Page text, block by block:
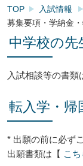
TOP 入試情報
募集要項・学納金
中学校の先
入試相談等の書類
転入学・
* 出願の前に必ず
出願書類は【 こち